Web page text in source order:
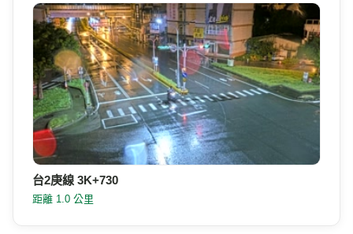
台2庚線 3K+730
距離 1.0 公里